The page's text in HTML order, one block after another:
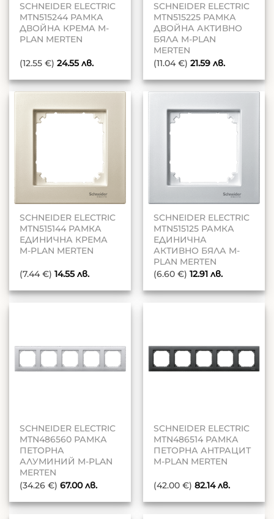
SCHNEIDER ELECTRIC
MTN515244 РАМКА
ДВОЙНА КРЕМА M-
PLAN MERTEN
(12.55 €) 24.55лв.
SCHNEIDER ELECTRIC
MTN515225 РАМКА
ДВОЙНА АКТИВНО
БЯЛА M-PLAN
MERTEN
(11.04 €) 21.59лв.
SCHNEIDER ELECTRIC
MTN515144 РАМКА
ЕДИНИЧНА КРЕМА
M-PLAN MERTEN
(7.44 €) 14.55лв.
SCHNEIDER ELECTRIC
MTN515125 РАМКА
ЕДИНИЧНА
АКТИВНО БЯЛА M-
PLAN MERTEN
(6.60 €) 12.91лв.
SCHNEIDER ELECTRIC
MTN486560 РАМКА
ПЕТОРНА
АЛУМИНИЙ M-PLAN
MERTEN
(34.26 €) 67.00лв.
SCHNEIDER ELECTRIC
MTN486514 РАМКА
ПЕТОРНА АНТРАЦИТ
M-PLAN MERTEN
(42.00 €) 82.14лв.